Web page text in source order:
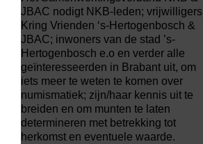
JBAC nodigt NKB-leden; vrijwilligers
Kring Vrienden ‘s-Hertogenbosch &
JBAC; inwoners van de stad ’s-
Hertogenbosch e.o en verder alle
geïnteresseerden in Brabant uit, om
iets meer te weten te komen over
numismatiek; zijn/haar kennis uit te
breiden en om munten te laten
determineren met betrekking tot
herkomst en eventuele waarde.